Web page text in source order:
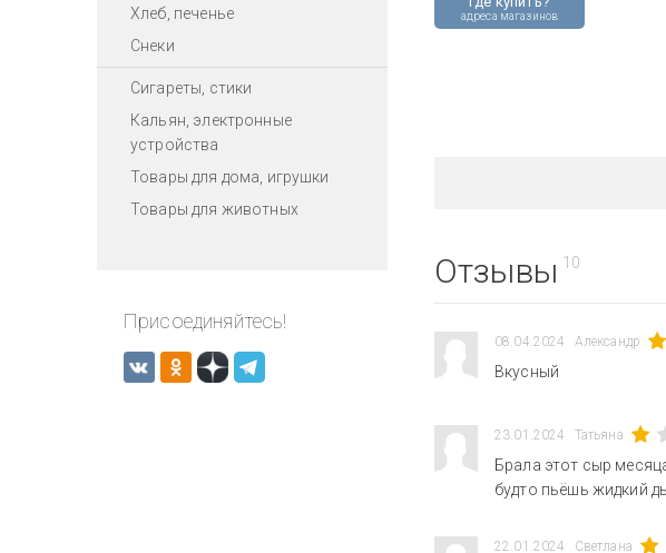
Хлеб, печенье
Снеки
Сигареты, стики
Кальян, электронные
устройства
Товары для дома, игрушки
Товары для животных
Присоединяйтесь!
адреса магазинов
Отзывы 10
08.04.2024 Александр
Вкусный
23.01.2024 Татьяна
Брала этот сыр
будто пьёшь жидкий
22.01.2024 Светлана